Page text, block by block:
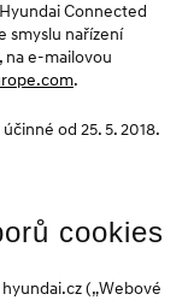
Connected
smyslu nařízení
na e-mailovou
.
od 25. 5. 2018.
cookies
(„Webové